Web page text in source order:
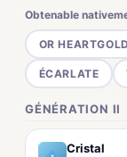
Obtenable
OR HEARTGOLD
ÉCARLATE
GÉNÉRATION II
Cristal